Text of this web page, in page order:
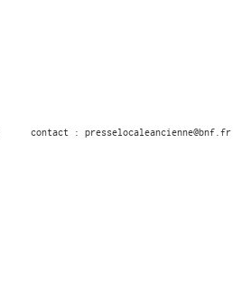
contact : presselocaleancienne@bnf.fr